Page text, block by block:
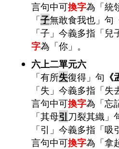
言句中可換字為「統
「子無敢食我也」句
「子」今義多指「
字為「你」。
六上二單元六
「有所失復得」句
「失」今義多指「
言句中可換字為「忘
「其母引 刀裂其織」
「引」今義多指「
言句中可換字為「拿